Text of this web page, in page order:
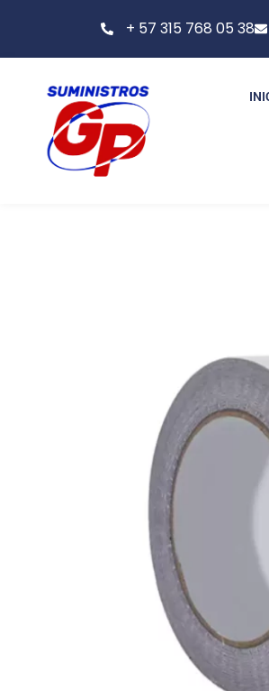
+ 57 315 768 05 38